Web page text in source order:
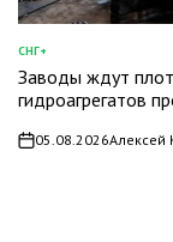
ОПУБЛИКОВАНО
В
СНГ+
Заводы ждут
гидроагрегатов
on05.08.2026Алексей